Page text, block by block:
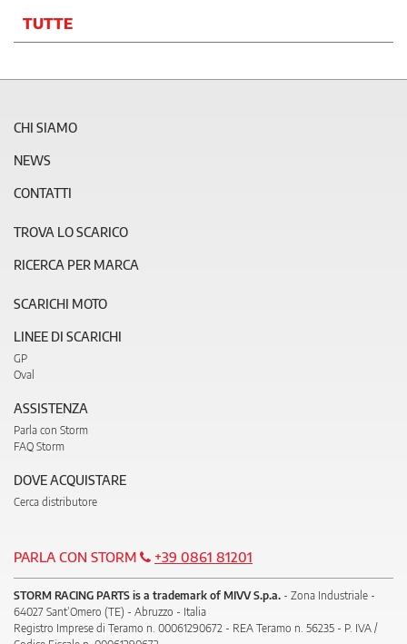
TUTTE
CHI SIAMO
NEWS
CONTATTI
TROVA LO SCARICO
RICERCA PER MARCA
SCARICHI MOTO
LINEE DI SCARICHI
GP
Oval
ASSISTENZA
Parla con Storm
FAQ Storm
DOVE ACQUISTARE
Cerca distributore
PARLA CON STORM +39 0861 81201
STORM RACING PARTS is a trademark of MIVV S.p.a. - Zona Industriale -
64027 Sant’Omero (TE) - Abruzzo - Italia
Registro Imprese di Teramo n. 00061290672 - REA Teramo n. 56235 - P. IVA /